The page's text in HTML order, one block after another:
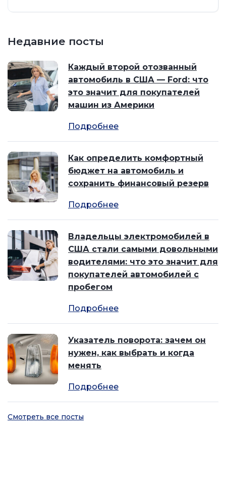
Недавние посты
Каждый второй отозванный
автомобиль в США — Ford: что
это значит для покупателей
машин из Америки
Подробнее
Как определить комфортный
бюджет на автомобиль и
сохранить финансовый резерв
Подробнее
Владельцы электромобилей в
США стали самыми довольными
водителями: что это значит для
покупателей автомобилей с
пробегом
Подробнее
Указатель поворота: зачем он
нужен, как выбрать и когда
менять
Подробнее
Смотреть все посты